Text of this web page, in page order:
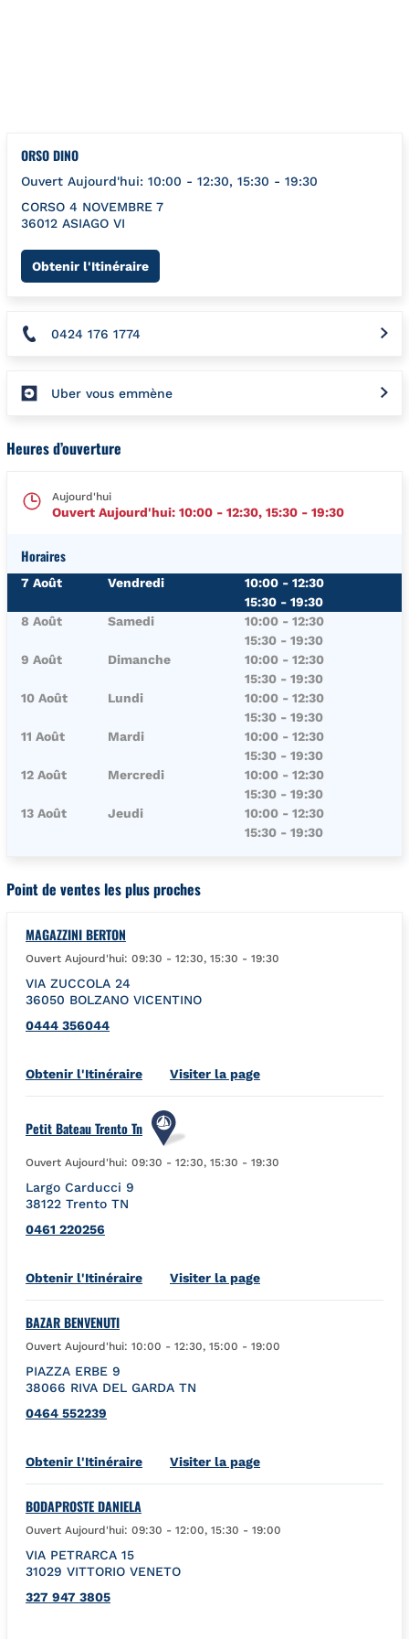
ORSO DINO
Ouvert Aujourd'hui: 10:00 - 12:30, 15:30 - 19:30
CORSO 4 NOVEMBRE 7
36012 ASIAGO VI
Obtenir l'ItinéraireLink Opens in New Tab
0424 176 1774
Uber vous emmène
Heures d’ouverture
Aujourd'hui
Ouvert Aujourd'hui: 10:00 - 12:30, 15:30 - 19:30
Horaires
Jour de la SemaineHoraires
7 Août Vendredi 10:00 - 12:30
15:30 - 19:30
8 Août
Samedi 10:00 - 12:30
15:30 - 19:30
9 Août
Dimanche 10:00 - 12:30
15:30 - 19:30
10 Août
Lundi 10:00 - 12:30
15:30 - 19:30
11 Août
Mardi 10:00 - 12:30
15:30 - 19:30
12 Août
Mercredi 10:00 - 12:30
15:30 - 19:30
13 Août
Jeudi 10:00 - 12:30
15:30 - 19:30
Point de ventes les plus proches
MAGAZZINI BERTON
Ouvert Aujourd'hui: 09:30 - 12:30, 15:30 - 19:30
VIA ZUCCOLA 24
36050 BOLZANO VICENTINO
0444 356044
Obtenir l'ItinéraireLink Opens in New Tab
Visiter la page
Petit Bateau Trento Tn
Ouvert Aujourd'hui: 09:30 - 12:30, 15:30 - 19:30
Largo Carducci 9
38122 Trento TN
0461 220256
Obtenir l'ItinéraireLink Opens in New Tab
Visiter la page
BAZAR BENVENUTI
Ouvert Aujourd'hui: 10:00 - 12:30, 15:00 - 19:00
PIAZZA ERBE 9
38066 RIVA DEL GARDA TN
0464 552239
Obtenir l'ItinéraireLink Opens in New Tab
Visiter la page
BODAPROSTE DANIELA
Ouvert Aujourd'hui: 09:30 - 12:00, 15:30 - 19:00
VIA PETRARCA 15
31029 VITTORIO VENETO
327 947 3805